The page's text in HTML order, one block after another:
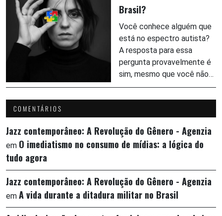
Brasil?
Você conhece alguém que
está no espectro autista?
A resposta para essa
pergunta provavelmente é
sim, mesmo que você não…
COMENTÁRIOS
Jazz contemporâneo: A Revolução do Gênero - Agenzia
em O imediatismo no consumo de mídias: a lógica do
tudo agora
Jazz contemporâneo: A Revolução do Gênero - Agenzia
em A vida durante a ditadura militar no Brasil